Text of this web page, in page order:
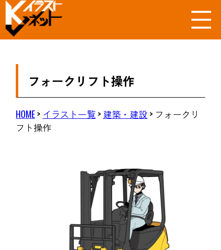
フォークリフト操作
HOME> イラスト一覧> 建築・建設 > フォークリ
フト操作